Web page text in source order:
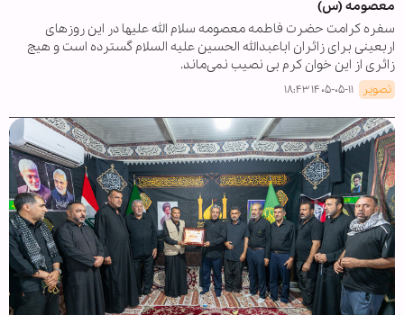
معصومه (س)
سفره کرامت حضرت فاطمه معصومه سلام الله علیها در این روزهای
اربعینی برای زائران اباعبدالله الحسین علیه السلام گسترده است و هیچ
زائری از این خوان کرم بی نصیب نمی‌ماند.
تصویر ۱۴۰۵-۰۵-۱۱ ۱۸:۴۳